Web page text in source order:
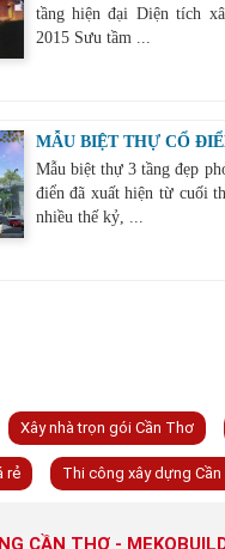
tầng hiện đại Diện tích
2015 Sưu tầm ...
MẪU BIỆT THỰ CỔ
Mẫu biệt thự 3 tầng đẹp
điển đã xuất hiện từ cuối
nhiều thế kỷ, ...
Xây nhà trọn gói Cần Thơ
rẻ Thi công xây dựng
CẦN THƠ -